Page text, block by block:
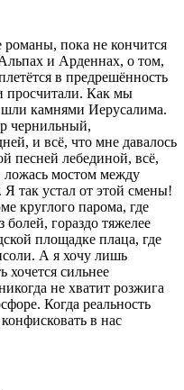
романы, пока не кончится
и Арденнах, о том,
в предрешённость
просчитали. Как мы
камнями Иерусалима.
чернильный,
и всё, что мне давалось
песней лебединой, всё,
ложась мостом между
так устал от этой смены!
круглого парома, где
гораздо тяжелее
площадке плаца, где
А я хочу лишь
хочется сильнее
не хватит розжига
Когда реальность
в нас